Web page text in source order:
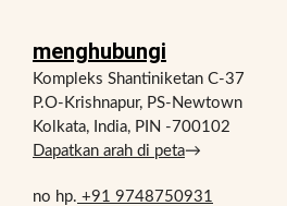
menghubungi
Kompleks Shantiniketan C-37
P.O-Krishnapur, PS-Newtown
Kolkata, India, PIN -700102
Dapatkan arah di peta→
no hp. +91 9748750931